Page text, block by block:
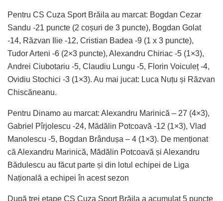
Pentru CS Cuza Sport Brăila au marcat: Bogdan Cezar
Sandu -21 puncte (2 coșuri de 3 puncte), Bogdan Golat
-14, Răzvan Ilie -12, Cristian Badea -9 (1 x 3 puncte),
Tudor Arteni -6 (2×3 puncte), Alexandru Chiriac -5 (1×3),
Andrei Ciubotariu -5, Claudiu Lungu -5, Florin Voiculeț -4,
Ovidiu Stochici -3 (1×3). Au mai jucat: Luca Nuțu și Răzvan
Chiscăneanu.
Pentru Dinamo au marcat: Alexandru Marinică – 27 (4×3),
Gabriel Pîrjolescu -24, Mădălin Potcoavă -12 (1×3), Vlad
Manolescu -5, Bogdan Brândușa – 4 (1×3). De menționat
că Alexandru Marinică, Mădălin Potcoavă și Alexandru
Bădulescu au făcut parte și din lotul echipei de Liga
Națională a echipei în acest sezon
După trei etape CS Cuza Sport Brăila a acumulat 5 puncte